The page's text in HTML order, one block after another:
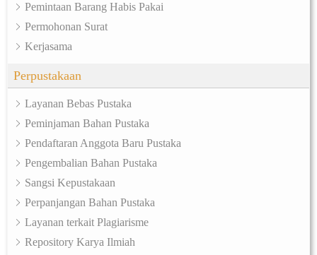
Pemintaan Barang Habis Pakai
Permohonan Surat
Kerjasama
Perpustakaan
Layanan Bebas Pustaka
Peminjaman Bahan Pustaka
Pendaftaran Anggota Baru Pustaka
Pengembalian Bahan Pustaka
Sangsi Kepustakaan
Perpanjangan Bahan Pustaka
Layanan terkait Plagiarisme
Repository Karya Ilmiah